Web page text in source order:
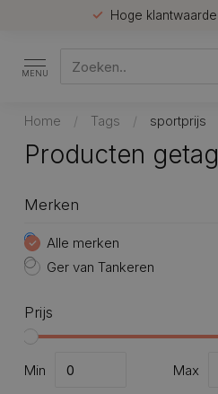
Hoge
MENU
Home / Tags / sportprijs
Producten
Merken
Alle merken
Ger van Tankeren
Prijs
Min Max